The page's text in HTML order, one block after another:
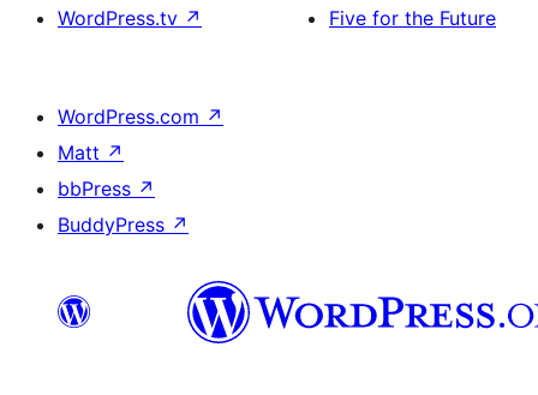
WordPress.tv ↗
Five for the Future
WordPress.com ↗
Matt ↗
bbPress ↗
BuddyPress ↗